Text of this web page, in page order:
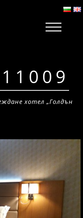
хотел „Голдън